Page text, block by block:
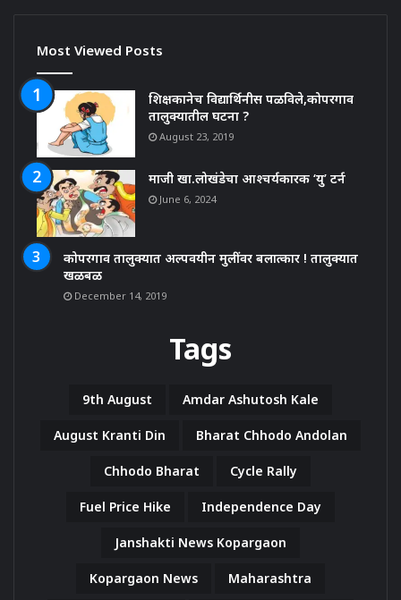
Most Viewed Posts
शिक्षकानेच विद्यार्थिनीस पळविले,कोपरगाव
तालुक्यातील घटना ?
August 23, 2019
माजी खा.लोखंडेचा आश्चर्यकारक ‘यु’ टर्न
June 6, 2024
कोपरगाव तालुक्यात अल्पवयीन मुलींवर बलात्कार ! तालुक्यात
खळबळ
December 14, 2019
Tags
9th August Amdar Ashutosh Kale
August Kranti Din Bharat Chhodo Andolan
Chhodo Bharat Cycle Rally
Fuel Price Hike Independence Day
Janshakti News Kopargaon
Kopargaon News Maharashtra